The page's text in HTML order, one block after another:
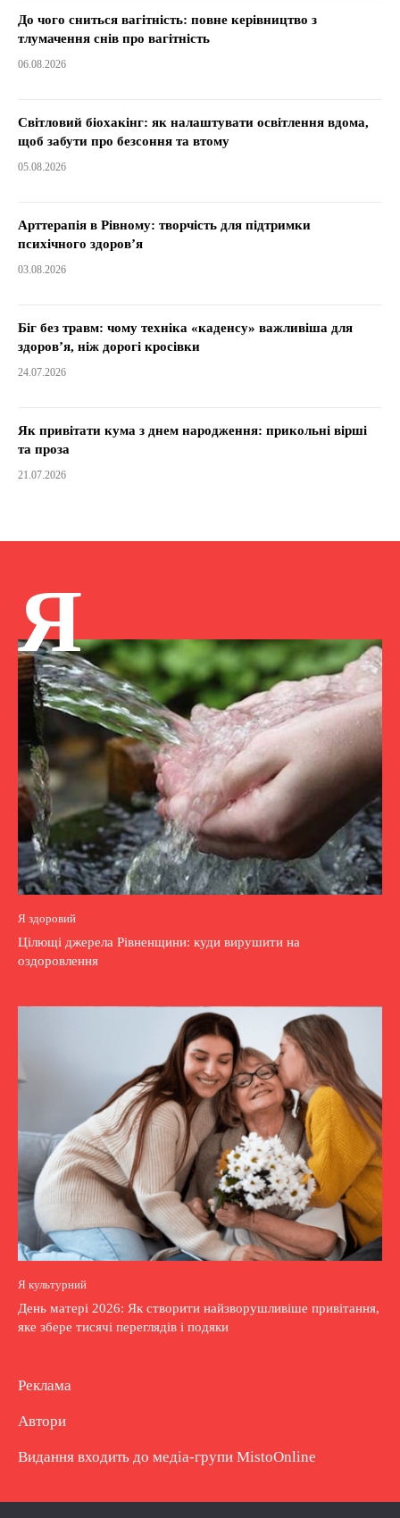
До чого сниться вагітність: повне керівництво з
тлумачення снів про вагітність
06.08.2026
Світловий біохакінг: як налаштувати освітлення вдома,
щоб забути про безсоння та втому
05.08.2026
Арттерапія в Рівному: творчість для підтримки
психічного здоров’я
03.08.2026
Біг без травм: чому техніка «каденсу» важливіша для
здоров’я, ніж дорогі кросівки
24.07.2026
Як привітати кума з днем народження: прикольні вірші
та проза
21.07.2026
Я
Я здоровий
Цілющі джерела Рівненщини: куди вирушити на
оздоровлення
Я культурний
День матері 2026: Як створити найзворушливіше привітання,
яке збере тисячі переглядів і подяки
Реклама
Автори
Видання входить до медіа-групи MistoOnline